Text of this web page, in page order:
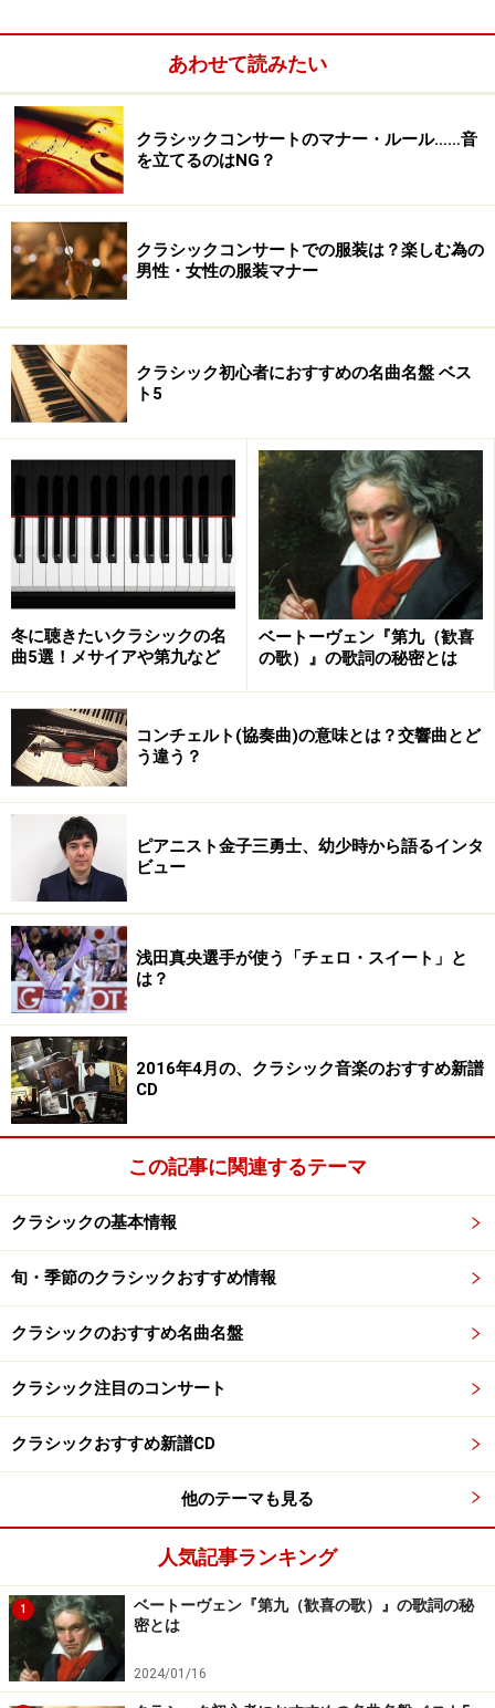
■トーンキュンストラー管弦楽団(指揮：佐渡裕)
■フジコ・ヘミング ＆モンテカルロ・フィルハーモニー
管弦楽団
■サンクトペテルブルグ・フィルハーモニー交響楽団(指
揮：ユーリ・テミルカーノフ)
※記事内容は執筆時点のものです。最新の内容をご確認くださ
い。
【編集部おすすめの購入サイト】
Amazonでクラシックの CD をチェック！
楽天市場でクラシックの CD・DVD をチェック！
あわせて読みたい
クラシックコンサートのマナー・ルール……音
を立てるのはNG？
クラシックコンサートでの服装は？楽しむ為の
男性・女性の服装マナー
クラシック初心者におすすめの名曲名盤 ベス
ト5
冬に聴きたいクラシックの名
曲5選！メサイアや第九など
ベートーヴェン『第九（歓喜
の歌）』の歌詞の秘密とは
コンチェルト(協奏曲)の意味とは？交響曲とど
う違う？
ピアニスト金子三勇士、幼少時から語るインタ
ビュー
浅田真央選手が使う「チェロ・スイート」と
は？
2016年4月の、クラシック音楽のおすすめ新譜
CD
この記事に関連するテーマ
クラシックの基本情報
旬・季節のクラシックおすすめ情報
クラシックのおすすめ名曲名盤
クラシック注目のコンサート
クラシックおすすめ新譜CD
他のテーマも見る
人気記事ランキング
1
ベートーヴェン『第九（歓喜の歌）』の歌詞の秘
密とは
2024/01/16